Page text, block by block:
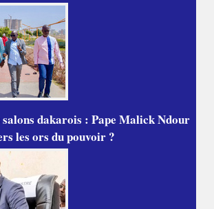
dakarois : Pape Malick Ndour
les ors du pouvoir ?